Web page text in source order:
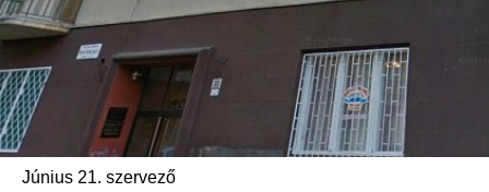
Június 21. szervező